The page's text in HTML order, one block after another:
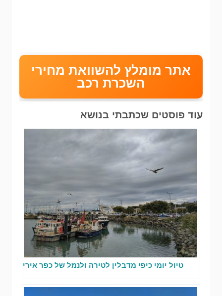
אתר מומלץ להשוואת מחירי
השכרת רכב
עוד פוסטים שכתבתי בנושא
טיול יומי כיפי מדבלין לטירה ולנמל של כפר אירי